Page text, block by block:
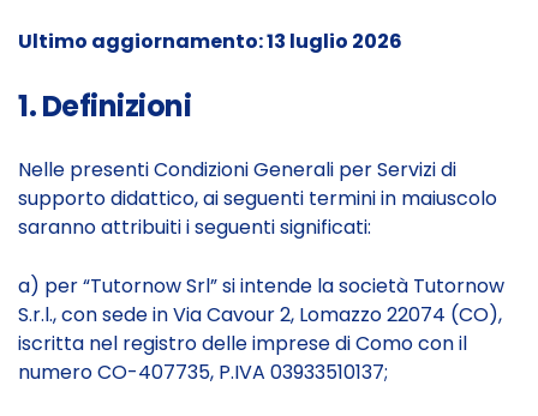
Ultimo aggiornamento: 13 luglio 2026
1. Definizioni
Nelle presenti Condizioni Generali per Servizi di
supporto didattico, ai seguenti termini in maiuscolo
saranno attribuiti i seguenti significati:
a) per “Tutornow Srl” si intende la società Tutornow
S.r.l., con sede in Via Cavour 2, Lomazzo 22074 (CO),
iscritta nel registro delle imprese di Como con il
numero CO-407735, P.IVA 03933510137;